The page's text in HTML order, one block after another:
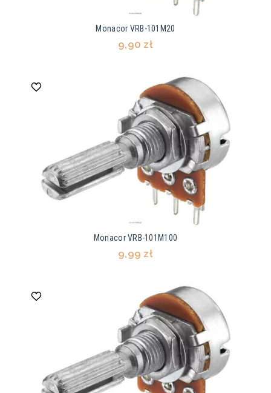
Monacor VRB-101M20
9,90 zł
Monacor VRB-101M100
9,99 zł